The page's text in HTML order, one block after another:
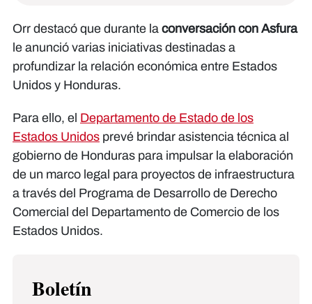
Orr destacó que durante la conversación con Asfura
le anunció varias iniciativas destinadas a
profundizar la relación económica entre Estados
Unidos y Honduras.
Para ello, el Departamento de Estado de los
Estados Unidos prevé brindar asistencia técnica al
gobierno de Honduras para impulsar la elaboración
de un marco legal para proyectos de infraestructura
a través del Programa de Desarrollo de Derecho
Comercial del Departamento de Comercio de los
Estados Unidos.
Boletín